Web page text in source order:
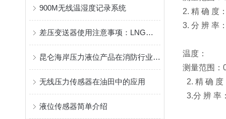
900M无线温湿度记录系统
差压变送器使用注意事项：LNG动力船舶液位监测使用小常识
昆仑海岸压力液位产品在消防行业的解决方案
无线压力传感器在油田中的应用
液位传感器简单介绍
2. 精 确 度
3. 分 辨 率
温度：
测量范围
2. 精 确
3.分 辨 率